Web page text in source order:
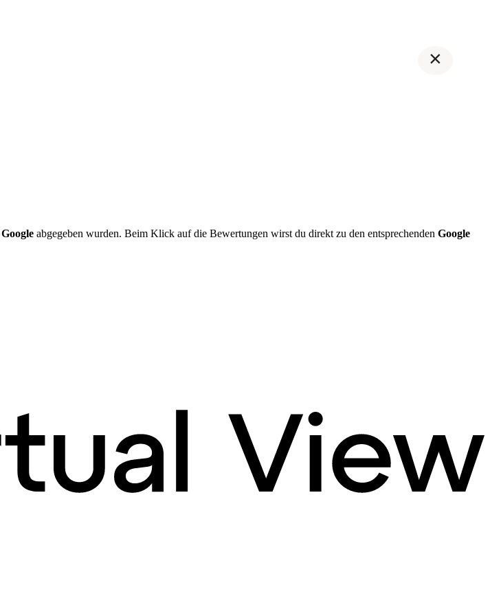
×
Google abgegeben wurden. Beim Klick auf die Bewertungen wirst du direkt zu den entsprechenden Google